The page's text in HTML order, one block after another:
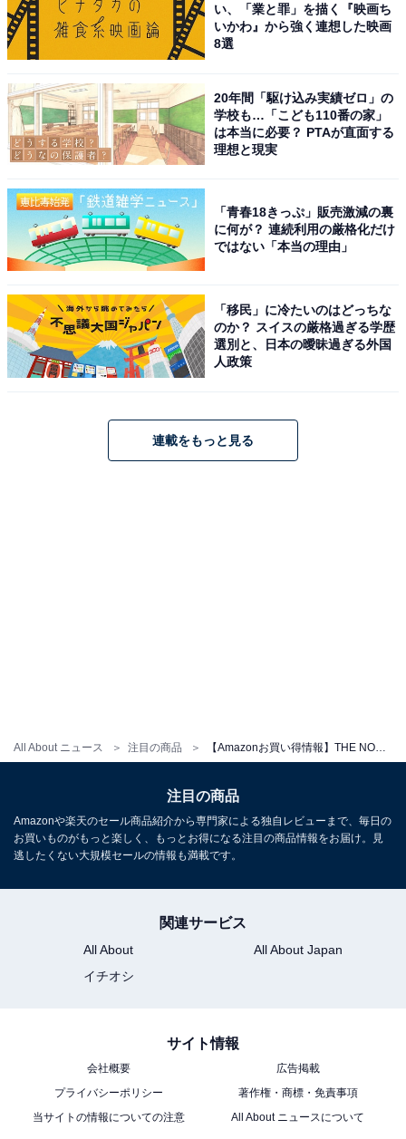
All About ニュース 注目の商品
[THE NORTH FACE] Geoface Tote クラシックカーキ
Amazonで見る
THE NORTH FACE「NM72357」
THE NORTH FACE(ザノースフェイス) トートバッグ
Boulder Tote Pack NM72357 ブラック ONESIZE
Amazonで見る
THE NORTH FACE「NN2PP53J」
クロスボディ NN2PN57 NN2PP53 ホワイトレーベル
WHITE LABEL ロゴクロス Sサイズ LOGO CROSS BAG
S (ブラック(NN2PP53J)/ブラック) [並行輸入品]
Amazonで見る
い、「業と罪」を描く『映画ち
いかわ』から強く連想した映画
8選
20年間「駆け込み実績ゼロ」の
学校も…「こども110番の家」
は本当に必要？ PTAが直面する
理想と現実
「青春18きっぷ」販売激減の裏
に何が？ 連続利用の厳格化だけ
ではない「本当の理由」
「移民」に冷たいのはどっちな
のか？ スイスの厳格過ぎる学歴
選別と、日本の曖昧過ぎる外国
人政策
連載をもっと見る
注目の商品
Amazonや楽天のセール商品紹介から専門家による独自レビューまで、毎日の
お買いものがもっと楽しく、もっとお得になる注目の商品情報をお届け。見
逃したくない大規模セールの情報も満載です。
関連サービス
All About
All About Japan
イチオシ
サイト情報
会社概要
広告掲載
プライバシーポリシー
著作権・商標・免責事項
当サイトの情報についての注意
All About ニュースについて